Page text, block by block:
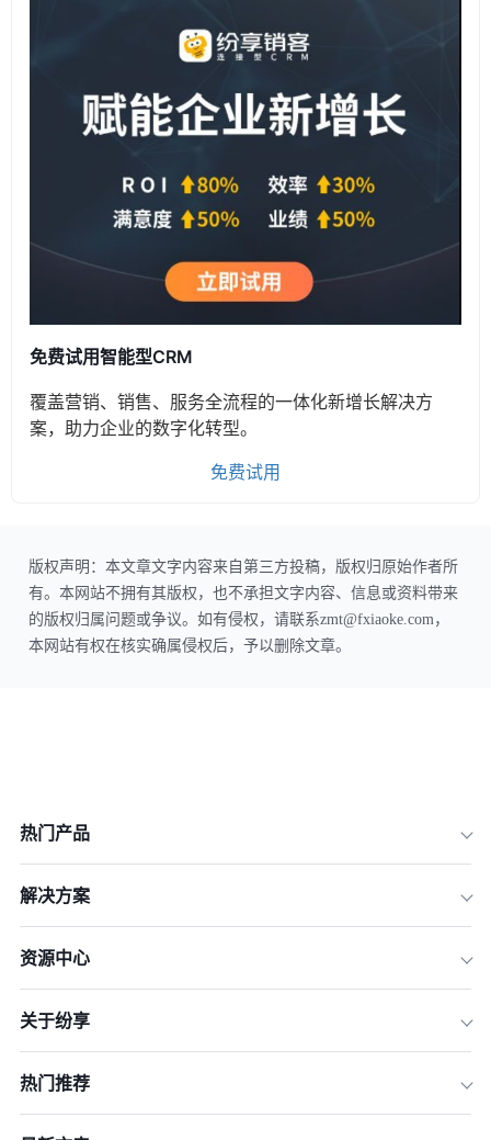
免费试用智能型CRM
覆盖营销、销售、服务全流程的一体化新增长解决方
案，助力企业的数字化转型。
免费试用
版权声明：本文章文字内容来自第三方投稿，版权归原始作者所
有。本网站不拥有其版权，也不承担文字内容、信息或资料带来
的版权归属问题或争议。如有侵权，请联系zmt@fxiaoke.com，
本网站有权在核实确属侵权后，予以删除文章。
热门产品
解决方案
资源中心
关于纷享
热门推荐